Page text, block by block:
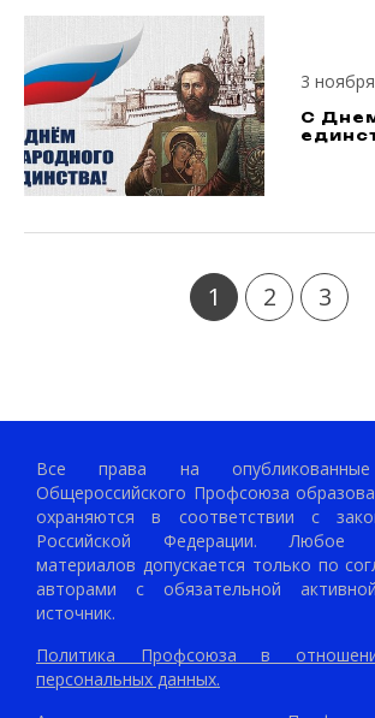
3
С
1 2 3
Все права на
Общероссийского Профсоюза
охраняются в соответствии с
Российской Федерации. Любое
материалов допускается только по
авторами с обязательной
источник.
Политика Профсоюза в
персональных данных.